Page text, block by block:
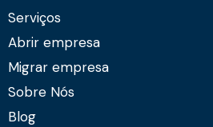
Serviços
Abrir empresa
Migrar empresa
Sobre Nós
Blog